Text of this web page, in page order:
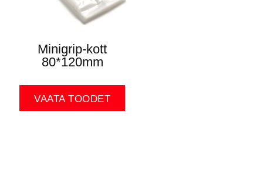
Minigrip-kott
80*120mm
VAATA TOODET